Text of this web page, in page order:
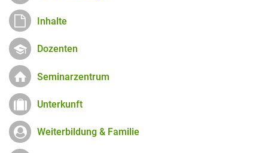
Inhalte
Dozenten
Seminarzentrum
Unterkunft
Weiterbildung & Familie